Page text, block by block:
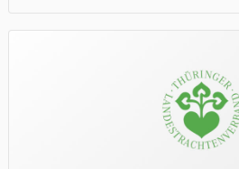
Wir wünschen Euch viel Spaß beim